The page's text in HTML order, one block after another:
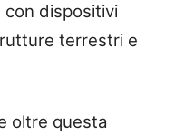
dispositivi
terrestri e
oltre questa